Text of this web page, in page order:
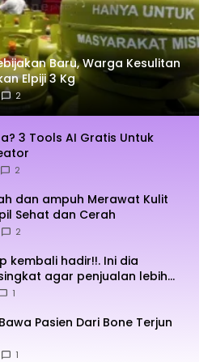
Baru, Warga Kesulitan
Elpiji 3 Kg
2
3 Tools AI Gratis Untuk
2
dan ampuh Merawat Kulit
Sehat dan Cerah
2
kembali hadir!!. Ini dia
agar penjualan lebih
1
Pasien Dari Bone Terjun
1